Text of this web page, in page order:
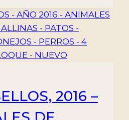
2016 –